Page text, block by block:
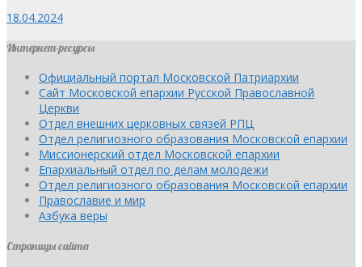
18.04.2024
Интернет-ресурсы
Официальный портал Московской Патриархии
Сайт Московской епархии Русской Православной
Церкви
Отдел внешних церковных связей РПЦ
Отдел религиозного образования Московской епархии
Миссионерский отдел Московской епархии
Епархиальный отдел по делам молодежи
Отдел религиозного образования Московской епархии
Православие и мир
Азбука веры
Страницы сайта